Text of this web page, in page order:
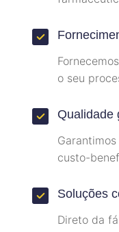
o seu
Qualidade
custo-
Soluções
Direto da